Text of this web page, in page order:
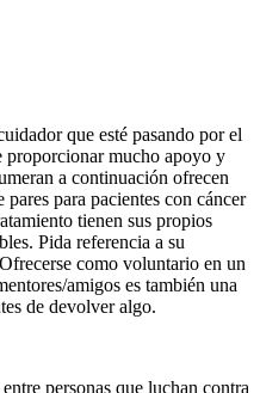
que esté pasando por el
proporcionar mucho apoyo y
a continuación ofrecen
para pacientes con cáncer
tienen sus propios
Pida referencia a su
como voluntario en un
amigos es también una
de devolver algo.
personas que luchan contra